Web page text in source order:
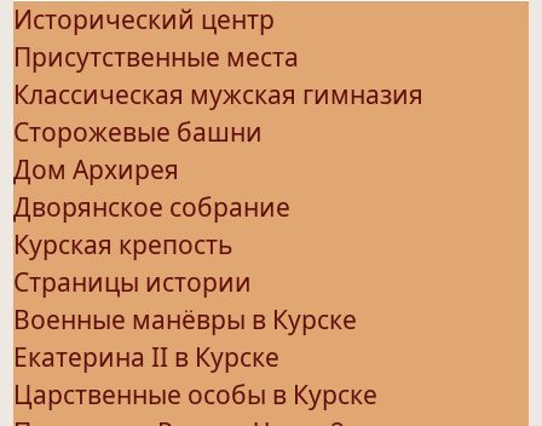
Исторический центр
Присутственные места
Классическая мужская гимназия
Сторожевые башни
Дом Архирея
Дворянское собрание
Курская крепость
Страницы истории
Военные манёвры в Курске
Екатерина II в Курске
Царственные особы в Курске